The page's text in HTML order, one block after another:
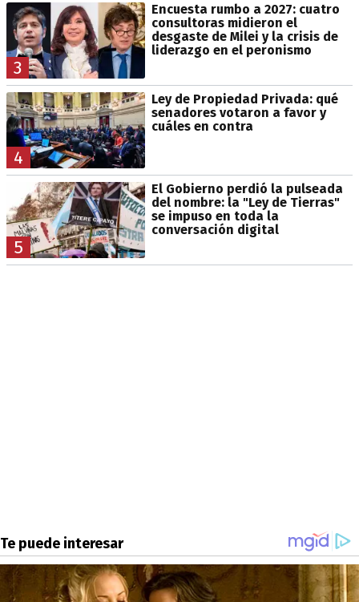
3
Encuesta rumbo a 2027: cuatro
consultoras midieron el
desgaste de Milei y la crisis de
liderazgo en el peronismo
4
Ley de Propiedad Privada: qué
senadores votaron a favor y
cuáles en contra
5
El Gobierno perdió la pulseada
del nombre: la "Ley de Tierras"
se impuso en toda la
conversación digital